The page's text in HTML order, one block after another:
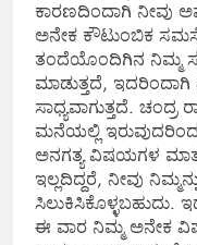
ಕಾರಣದಿಂದಾಗಿ
ಅನೇಕ ಕೌಟುಂಬಿಕ
ತಂದೆಯೊಂದಿಗಿನ ನಿಮ್ಮ
ಮಾಡುತ್ತದೆ,
ಸಾಧ್ಯವಾಗುತ್ತದೆ.
ಮನೆಯಲ್ಲಿ
ಅನಗತ್ಯ ವಿಷಯಗಳ
ಇಲ್ಲದಿದ್ದರೆ, ನೀವು
ಸಿಲುಕಿಸಿಕೊಳ್ಳಬಹುದು.
ಈ ವಾರ ನಿಮ್ಮ ಅನೇಕ